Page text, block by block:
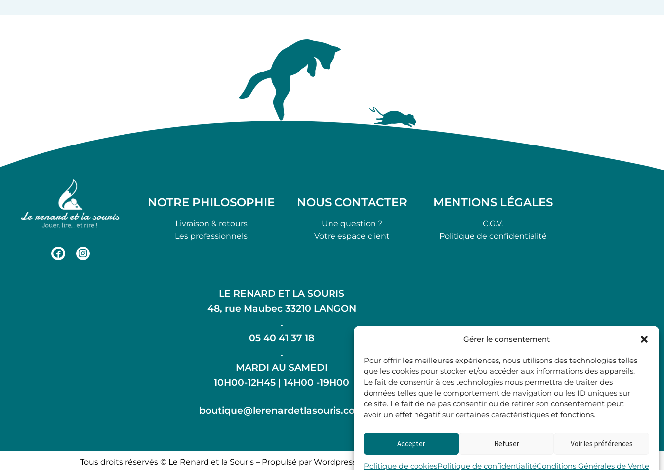
Gérer le consentement
Pour offrir les meilleures expériences, nous utilisons des technologies telles
que les cookies pour stocker et/ou accéder aux informations des appareils.
Le fait de consentir à ces technologies nous permettra de traiter des
données telles que le comportement de navigation ou les ID uniques sur
ce site. Le fait de ne pas consentir ou de retirer son consentement peut
avoir un effet négatif sur certaines caractéristiques et fonctions.
Accepter Refuser Voir les préférences
Politique de cookiesPolitique de confidentialitéConditions Générales de Vente
NOTRE PHILOSOPHIE
Livraison & retours
Les professionnels
NOUS CONTACTER
Une question ?
Votre espace client
MENTIONS LÉGALES
C.G.V.
Politique de confidentialité
LE RENARD ET LA SOURIS
48, rue Maubec 33210 LANGON
.
05 40 41 37 18
.
MARDI AU SAMEDI
10H00-12H45 | 14H00 -19H00
boutique@lerenardetlasouris.com
Tous droits réservés © Le Renard et la Souris – Propulsé par Wordpress & Piloté par l’agence Les 2 Rives